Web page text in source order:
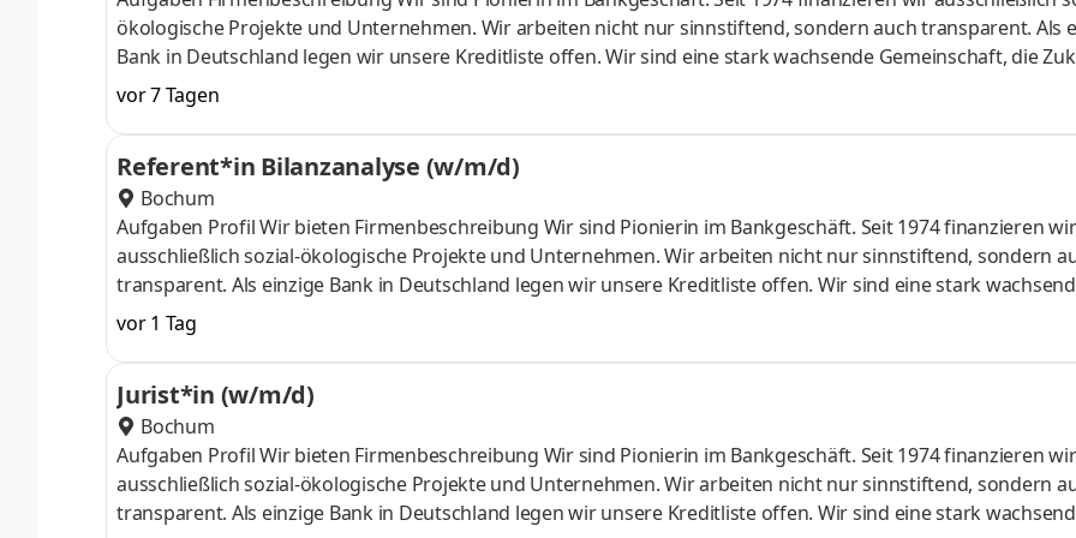
ökologische Projekte und Unternehmen. Wir arbeiten nicht nur sinnstiftend, sondern auch transparent. Als
Bank in Deutschland legen wir unsere Kreditliste offen. Wir sind eine stark wachsende Gemeinschaft, die
aktiv mitgestaltet.Hier erfährst Du mehr zu uns!Die Funktion Referent*in Zahlungsverkehr gewährleistet die
effiziente, sichere und termingerechte Abwicklung nationaler und internationaler Zahlungsströme. Als
serviceorientierte interne Dienstleistungseinheit unterstützt sie Fachbereiche und Kund*innen fachlich,
Qualität der Prozesse, setzt regulatori
vor 7 Tagen
Referent*in Bilanzanalyse (w/m/d)
Bochum
Aufgaben Profil Wir bieten Firmenbeschreibung Wir sind Pionierin im Bankgeschäft. Seit 1974 finanzieren wir
ausschließlich sozial-ökologische Projekte und Unternehmen. Wir arbeiten nicht nur sinnstiftend, sondern
transparent. Als einzige Bank in Deutschland legen wir unsere Kreditliste offen. Wir sind eine stark
Gemeinschaft, die Zukunft aktiv mitgestaltet. Hier erfährst Du mehr zu uns! Als Referent*in in der
arbeiten Sie in einem jungen dynamischen Team und analysieren die wirtschaftlichen Verhältnisse unserer
Kund*innen im Bestands- sowie im Neugeschäft. Mit dieser Aufgabe tragen Sie aktiv dazu bei,
Anforderungen im Kreditgeschäft zu erfülle
vor 1 Tag
Jurist*in (w/m/d)
Bochum
Aufgaben Profil Wir bieten Firmenbeschreibung Wir sind Pionierin im Bankgeschäft. Seit 1974 finanzieren wir
ausschließlich sozial-ökologische Projekte und Unternehmen. Wir arbeiten nicht nur sinnstiftend, sondern
transparent. Als einzige Bank in Deutschland legen wir unsere Kreditliste offen. Wir sind eine stark